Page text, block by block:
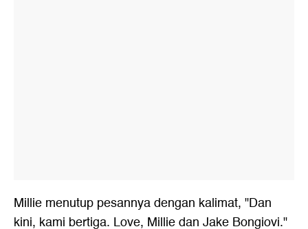
Millie menutup pesannya dengan kalimat, "Dan
kini, kami bertiga. Love, Millie dan Jake Bongiovi."